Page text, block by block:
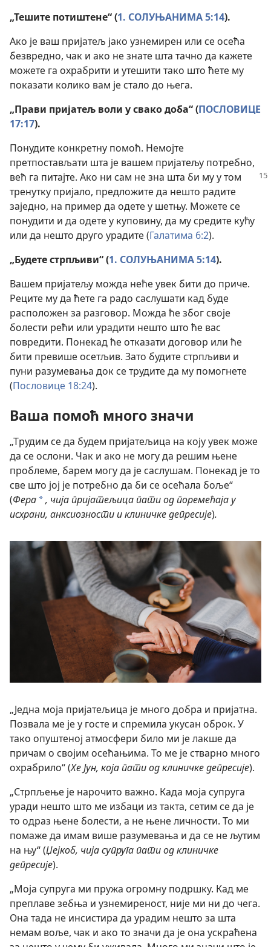
„Тешите потиштене“ (1. СОЛУЊАНИМА 5:14).
Ако је ваш пријатељ јако узнемирен или се осећа
безвредно, чак и ако не знате шта тачно да кажете
можете га охрабрити и утешити тако што ћете му
показати колико вам је стало до њега.
„Прави пријатељ воли у свако доба“ (ПОСЛОВИЦЕ
17:17).
Понудите конкретну помоћ. Немојте
претпостављати шта је вашем пријатељу потребно,
већ га питајте. Ако ни сам не зна шта би му у том
тренутку пријало, предложите да нешто радите
заједно, на пример да одете у шетњу. Можете се
понудити и да одете у куповину, да му средите кућу
или да нешто друго урадите (Галатима 6:2).
„Будете стрпљиви“ (1. СОЛУЊАНИМА 5:14).
Вашем пријатељу можда неће увек бити до приче.
Реците му да ћете га радо саслушати кад буде
расположен за разговор. Можда ће због своје
болести рећи или урадити нешто што ће вас
повредити. Понекад ће отказати договор или ће
бити превише осетљив. Зато будите стрпљиви и
пуни разумевања док се трудите да му помогнете
(Пословице 18:24).
Ваша помоћ много значи
„Трудим се да будем пријатељица на коју увек може
да се ослони. Чак и ако не могу да решим њене
проблеме, барем могу да је саслушам. Понекад је то
све што јој је потребно да би се осећала боље“
(Фера a, чија пријатељица пати од поремећаја у
исхрани, анксиозности и клиничке депресије).
„Једна моја пријатељица је много добра и пријатна.
Позвала ме је у госте и спремила укусан оброк. У
тако опуштеној атмосфери било ми је лакше да
причам о својим осећањима. То ме је стварно много
охрабрило“ (Хе Јун, која пати од клиничке депресије).
„Стрпљење је нарочито важно. Када моја супруга
уради нешто што ме избаци из такта, сетим се да је
то одраз њене болести, а не њене личности. То ми
помаже да имам више разумевања и да се не љутим
на њу“ (Џејкоб, чија супруга пати од клиничке
депресије).
„Моја супруга ми пружа огромну подршку. Кад ме
преплаве зебња и узнемиреност, није ми ни до чега.
Она тада не инсистира да урадим нешто за шта
немам воље, чак и ако то значи да је она ускраћена